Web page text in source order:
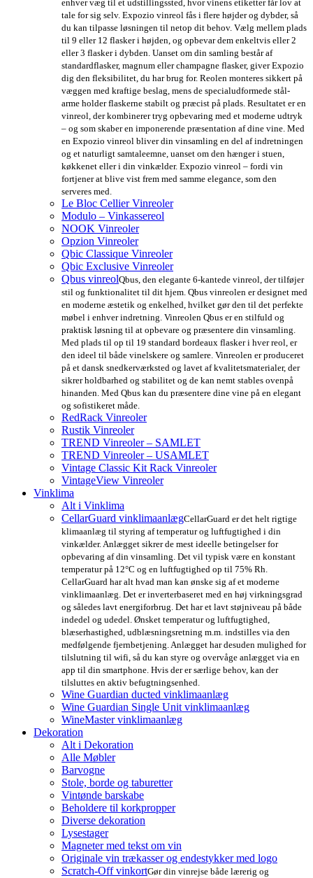
enhver væg til et udstillingssted, hvor vinens etiketter får lov at
tale for sig selv. Expozio vinreol fås i flere højder og dybder, så
du kan tilpasse løsningen til netop dit behov. Vælg mellem plads
til 9 eller 12 flasker i højden, og opbevar dem enkeltvis eller 2
eller 3 flasker i dybden. Uanset om din samling består af
standardflasker, magnum eller champagne flasker, giver Expozio
dig den fleksibilitet, du har brug for. Reolen monteres sikkert på
væggen med kraftige beslag, mens de specialudformede stål-
arme holder flaskerne stabilt og præcist på plads. Resultatet er en
vinreol, der kombinerer tryg opbevaring med et moderne udtryk
– og som skaber en imponerende præsentation af dine vine. Med
en Expozio vinreol bliver din vinsamling en del af indretningen
og et naturligt samtaleemne, uanset om den hænger i stuen,
køkkenet eller i din vinkælder. Expozio vinreol – fordi vin
fortjener at blive vist frem med samme elegance, som den
serveres med.
Le Bloc Cellier Vinreoler
Modulo – Vinkassereol
NOOK Vinreoler
Opzion Vinreoler
Qbic Classique Vinreoler
Qbic Exclusive Vinreoler
Qbus vinreolQbus, den elegante 6-kantede vinreol, der tilføjer
stil og funktionalitet til dit hjem. Qbus vinreolen er designet med
en moderne æstetik og enkelhed, hvilket gør den til det perfekte
møbel i enhver indretning. Vinreolen Qbus er en stilfuld og
praktisk løsning til at opbevare og præsentere din vinsamling.
Med plads til op til 19 standard bordeaux flasker i hver reol, er
den ideel til både vinelskere og samlere. Vinreolen er produceret
på et dansk snedkerværksted og lavet af kvalitetsmaterialer, der
sikrer holdbarhed og stabilitet og de kan nemt stables ovenpå
hinanden. Med Qbus kan du præsentere dine vine på en elegant
og sofistikeret måde.
RedRack Vinreoler
Rustik Vinreoler
TREND Vinreoler – SAMLET
TREND Vinreoler – USAMLET
Vintage Classic Kit Rack Vinreoler
VintageView Vinreoler
Vinklima
Alt i Vinklima
CellarGuard vinklimaanlægCellarGuard er det helt rigtige
klimaanlæg til styring af temperatur og luftfugtighed i din
vinkælder. Anlægget sikrer de mest ideelle betingelser for
opbevaring af din vinsamling. Det vil typisk være en konstant
temperatur på 12°C og en luftfugtighed op til 75% Rh.
CellarGuard har alt hvad man kan ønske sig af et moderne
vinklimaanlæg. Det er inverterbaseret med en høj virkningsgrad
og således lavt energiforbrug. Det har et lavt støjniveau på både
indedel og udedel. Ønsket temperatur og luftfugtighed,
blæserhastighed, udblæsningsretning m.m. indstilles via den
medfølgende fjernbetjening. Anlægget har desuden mulighed for
tilslutning til wifi, så du kan styre og overvåge anlægget via en
app til din smartphone. Hvis der er særlige behov, kan der
tilsluttes en aktiv befugtningsenhed.
Wine Guardian ducted vinklimaanlæg
Wine Guardian Single Unit vinklimaanlæg
WineMaster vinklimaanlæg
Dekoration
Alt i Dekoration
Alle Møbler
Barvogne
Stole, borde og taburetter
Vintønde barskabe
Beholdere til korkpropper
Diverse dekoration
Lysestager
Magneter med tekst om vin
Originale vin trækasser og endestykker med logo
Scratch-Off vinkortGør din vinrejse både lærerig og